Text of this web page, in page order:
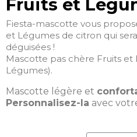
Fruits et
Fiesta-mascotte vous
et Légumes de citron qui
déguisées !
Mascotte pas chère Fruits
Légumes).
Mascotte légère et
Personnalisez-la avec